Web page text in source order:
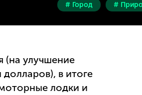
# Город #
(на улучшение
в итоге
лодки и